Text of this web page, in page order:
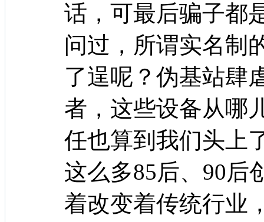
话，可最后骗子都
问过，所谓实名制
了逞呢？伪基站肆
者，这些设备从哪
任也算到我们头上
这么多85后、90后
着改变着传统行业